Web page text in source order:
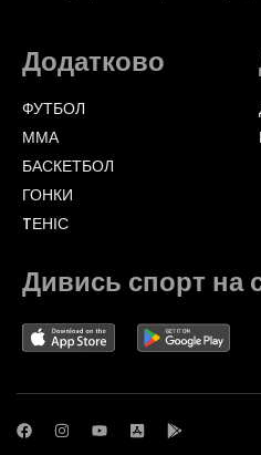
Додатково
ФУТБОЛ
ММА
БАСКЕТБОЛ
ГОНКИ
TЕНІС
Дивись спорт на